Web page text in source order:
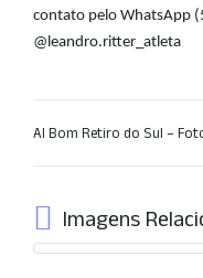
contato pelo WhatsApp
@leandro.ritter_atleta
AI Bom Retiro do Sul –
Imagens